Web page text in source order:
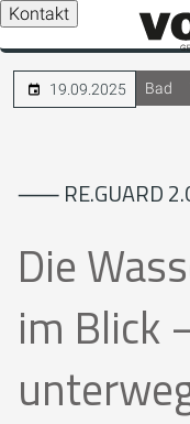
Kontakt
19.09.2025 Bad
⸺ RE.GUARD
Die
im Blick